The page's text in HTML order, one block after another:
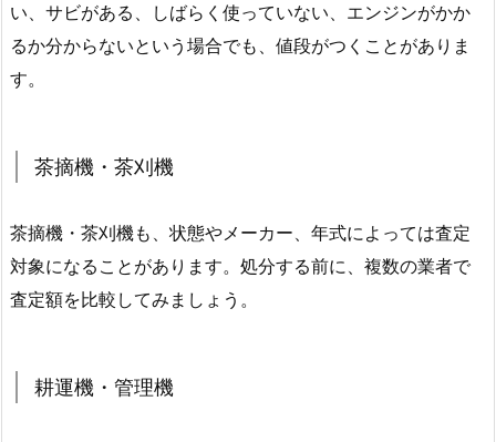
い、サビがある、しばらく使っていない、エンジンがかか
るか分からないという場合でも、値段がつくことがありま
す。
茶摘機・茶刈機
茶摘機・茶刈機も、状態やメーカー、年式によっては査定
対象になることがあります。処分する前に、複数の業者で
査定額を比較してみましょう。
耕運機・管理機